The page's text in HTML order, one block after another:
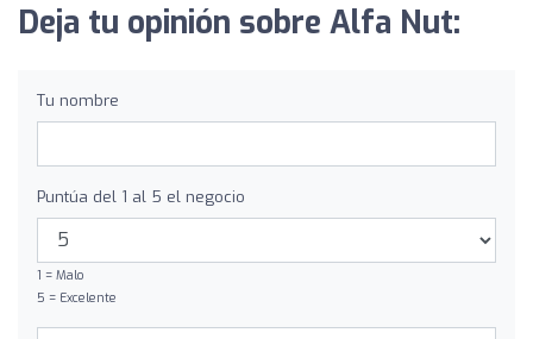
Deja tu opinión sobre Alfa Nut:
Tu nombre
Puntúa del 1 al 5 el negocio
1 = Malo
5 = Excelente